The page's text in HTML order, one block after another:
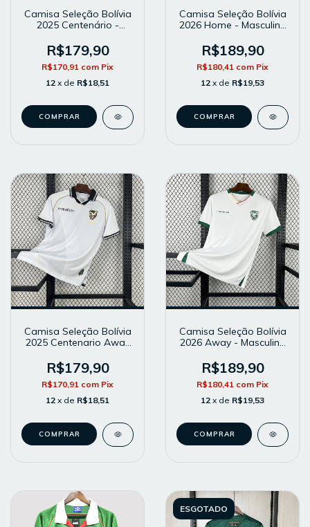
Camisa Seleção Bolívia
2025 Centenário -
Torcedor - Verde
R$179,90
R$170,91 com Pix
12 x de R$18,51
COMPRAR
Camisa Seleção Bolívia
2026 Home - Masculina
Verde
R$189,90
R$180,41 com Pix
12 x de R$19,53
COMPRAR
Camisa Seleção Bolívia
2025 Centenario Away
Torcedor - Branca
R$179,90
R$170,91 com Pix
12 x de R$18,51
COMPRAR
Camisa Seleção Bolívia
2026 Away - Masculina
Branca
R$189,90
R$180,41 com Pix
12 x de R$19,53
COMPRAR
ESGOTADO